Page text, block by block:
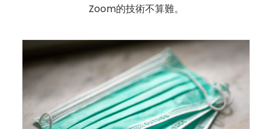
Zoom的技術不算難。